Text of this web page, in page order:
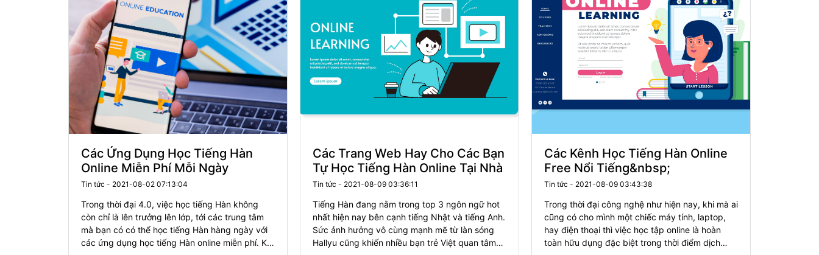
Các Ứng Dụng Học Tiếng Hàn
Online Miễn Phí Mỗi Ngày
Tin tức - 2021-08-02 07:13:04
Trong thời đại 4.0, việc học tiếng Hàn không
còn chỉ là lên trưởng lên lớp, tới các trung tâm
mà bạn có có thể học tiếng Hàn hàng ngày với
các ứng dụng học tiếng Hàn online miễn phí. Khi
Các Trang Web Hay Cho Các Bạn
Tự Học Tiếng Hàn Online Tại Nhà
Tin tức - 2021-08-09 03:36:11
Tiếng Hàn đang nằm trong top 3 ngôn ngữ hot
nhất hiện nay bên cạnh tiếng Nhật và tiếng Anh.
Sức ảnh hưởng vô cùng mạnh mẽ từ làn sóng
Hallyu cũng khiến nhiều bạn trẻ Việt quan tâm
Các Kênh Học Tiếng Hàn Online
Free Nổi Tiếng&nbsp;
Tin tức - 2021-08-09 03:43:38
Trong thời đại công nghệ như hiện nay, khi mà ai
cũng có cho mình một chiếc máy tính, laptop,
hay điện thoại thì việc học tập online là hoàn
toàn hữu dụng đặc biệt trong thời điểm dịch